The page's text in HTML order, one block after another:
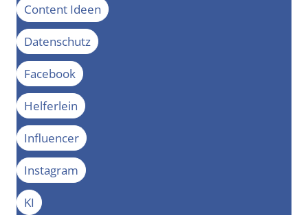
Content Ideen
Datenschutz
Facebook
Helferlein
Influencer
Instagram
KI